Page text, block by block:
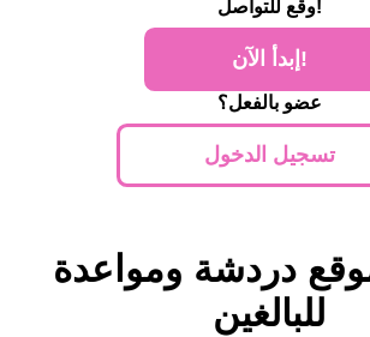
وقعللتواصل!
إبدأ الآن!
عضو بالفعل؟
تسجيل الدخول
دردشة ومواعدة
للبالغين